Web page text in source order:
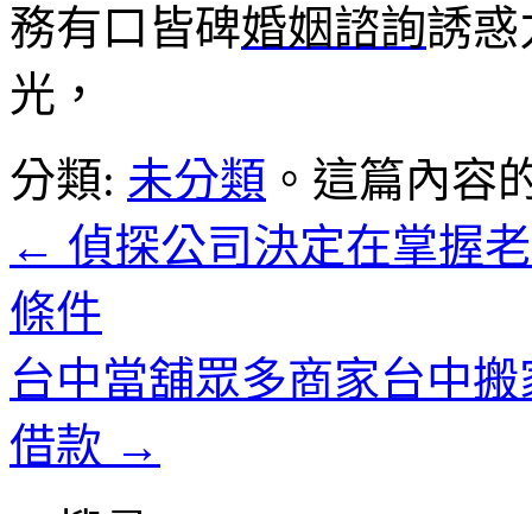
務有口皆碑婚姻諮詢誘惑
光，
分類: 未分類 。這篇內容
← 偵探公司決定在掌握
條件
台中當舖眾多商家台中
借款 →